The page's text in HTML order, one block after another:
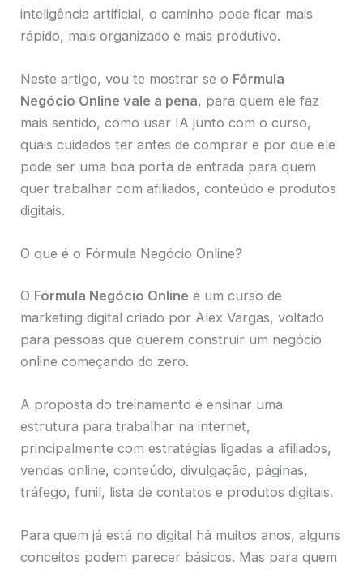
inteligência artificial, o caminho pode ficar mais
rápido, mais organizado e mais produtivo.
Neste artigo, vou te mostrar se o Fórmula
Negócio Online vale a pena, para quem ele faz
mais sentido, como usar IA junto com o curso,
quais cuidados ter antes de comprar e por que ele
pode ser uma boa porta de entrada para quem
quer trabalhar com afiliados, conteúdo e produtos
digitais.
O que é o Fórmula Negócio Online?
O Fórmula Negócio Online é um curso de
marketing digital criado por Alex Vargas, voltado
para pessoas que querem construir um negócio
online começando do zero.
A proposta do treinamento é ensinar uma
estrutura para trabalhar na internet,
principalmente com estratégias ligadas a afiliados,
vendas online, conteúdo, divulgação, páginas,
tráfego, funil, lista de contatos e produtos digitais.
Para quem já está no digital há muitos anos, alguns
conceitos podem parecer básicos. Mas para quem